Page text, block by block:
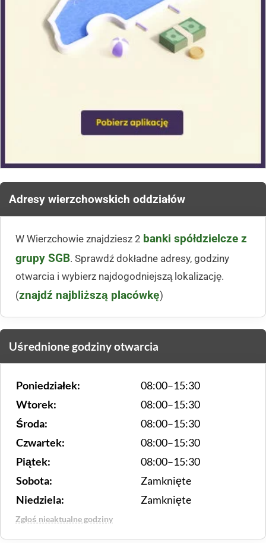
Adresy wierzchowskich oddziałów
W Wierzchowie znajdziesz 2 banki spółdzielcze z
grupy SGB. Sprawdź dokładne adresy, godziny
otwarcia i wybierz najdogodniejszą lokalizację.
(znajdź najbliższą placówkę)
Uśrednione godziny otwarcia
Poniedziałek:
08:00–15:30
Wtorek:
08:00–15:30
Środa:
08:00–15:30
Czwartek:
08:00–15:30
Piątek:
08:00–15:30
Sobota:
Zamknięte
Niedziela:
Zamknięte
Zgłoś nieaktualne godziny